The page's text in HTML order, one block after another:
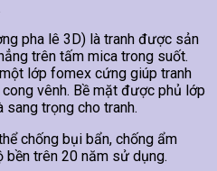
pha lê 3D) là tranh được sản
trên tấm mica trong suốt.
lớp fomex cứng giúp tranh
vênh. Bề mặt được phủ lớp
trọng cho tranh.
chống bụi bẩn, chống ẩm
trên 20 năm sử dụng.